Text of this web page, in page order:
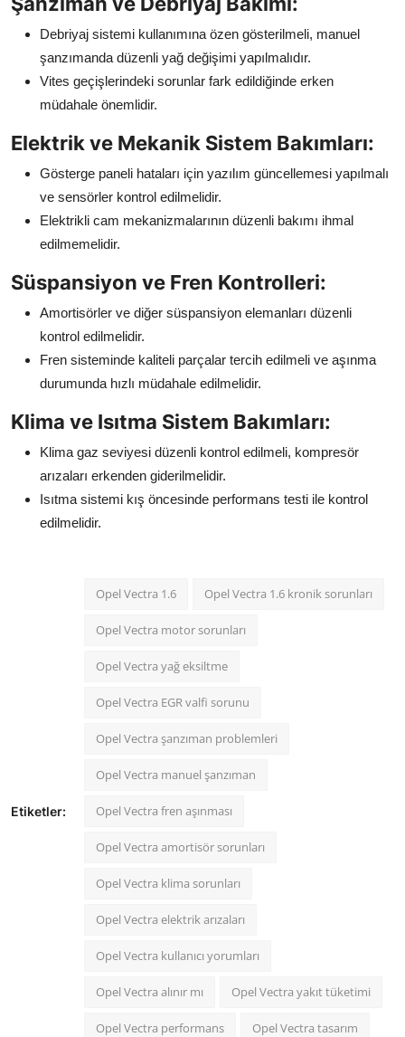
Debriyaj sistemi kullanımına özen gösterilmeli, manuel
şanzımanda düzenli yağ değişimi yapılmalıdır.
Vites geçişlerindeki sorunlar fark edildiğinde erken
müdahale önemlidir.
Elektrik ve Mekanik Sistem Bakımları:
Gösterge paneli hataları için yazılım güncellemesi yapılmalı
ve sensörler kontrol edilmelidir.
Elektrikli cam mekanizmalarının düzenli bakımı ihmal
edilmemelidir.
Süspansiyon ve Fren Kontrolleri:
Amortisörler ve diğer süspansiyon elemanları düzenli
kontrol edilmelidir.
Fren sisteminde kaliteli parçalar tercih edilmeli ve aşınma
durumunda hızlı müdahale edilmelidir.
Klima ve Isıtma Sistem Bakımları:
Klima gaz seviyesi düzenli kontrol edilmeli, kompresör
arızaları erkenden giderilmelidir.
Isıtma sistemi kış öncesinde performans testi ile kontrol
edilmelidir.
Etiketler:
Opel Vectra 1.6 Opel Vectra 1.6 kronik sorunları
Opel Vectra motor sorunları
Opel Vectra yağ eksiltme
Opel Vectra EGR valfi sorunu
Opel Vectra şanzıman problemleri
Opel Vectra manuel şanzıman
Opel Vectra fren aşınması
Opel Vectra amortisör sorunları
Opel Vectra klima sorunları
Opel Vectra elektrik arızaları
Opel Vectra kullanıcı yorumları
Opel Vectra alınır mı Opel Vectra yakıt tüketimi
Opel Vectra performans Opel Vectra tasarım